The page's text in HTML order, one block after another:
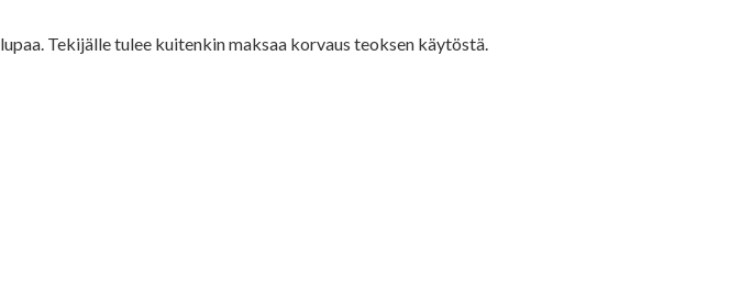
Tekijälle tulee kuitenkin maksaa korvaus teoksen käytöstä.